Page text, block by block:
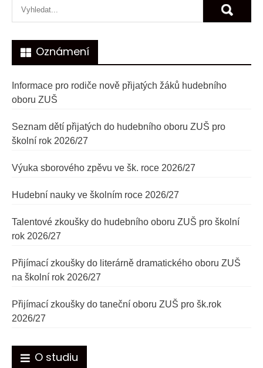
příspěvek
Oznámení
Informace pro rodiče nově přijatých žáků hudebního
oboru ZUŠ
Seznam dětí přijatých do hudebního oboru ZUŠ pro
školní rok 2026/27
Výuka sborového zpěvu ve šk. roce 2026/27
Hudební nauky ve školním roce 2026/27
Talentové zkoušky do hudebního oboru ZUŠ pro školní
rok 2026/27
Přijímací zkoušky do literárně dramatického oboru ZUŠ
na školní rok 2026/27
Přijímací zkoušky do taneční oboru ZUŠ pro šk.rok
2026/27
O studiu